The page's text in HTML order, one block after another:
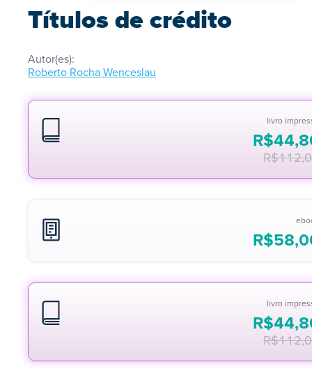
Títulos de crédito
Autor(es):
Roberto Rocha Wenceslau
livro
R$
R$
R$
livro
R$
R$